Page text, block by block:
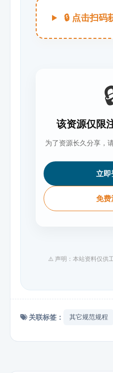
🔒 点击扫码
该资源仅限
为了资源长久分享，
立即
免费
⚠️ 声明：本站资料仅供
关联标签： 其它规范规程